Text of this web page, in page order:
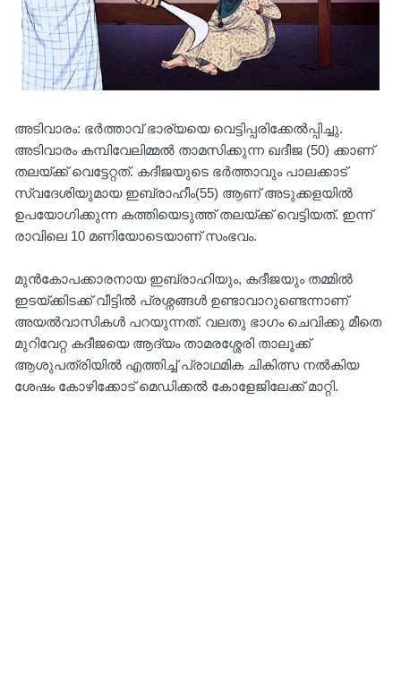
അടിവാരം: ഭർത്താവ് ഭാര്യയെ വെട്ടിപ്പരിക്കേൽപ്പിച്ചു.
അടിവാരം കമ്പിവേലിമ്മൽ താമസിക്കുന്ന ഖദീജ (50) ക്കാണ്
തലയ്ക്ക് വെട്ടേറ്റത്. കദീജയുടെ ഭർത്താവും പാലക്കാട്
സ്വദേശിയുമായ ഇബ്രാഹീം(55) ആണ് അടുക്കളയിൽ
ഉപയോഗിക്കുന്ന കത്തിയെടുത്ത് തലയ്ക്ക് വെട്ടിയത്. ഇന്ന്
രാവിലെ 10 മണിയോടെയാണ് സംഭവം.
മുൻകോപക്കാരനായ ഇബ്രാഹിയും, കദീജയും തമ്മിൽ
ഇടയ്ക്കിടക്ക് വീട്ടിൽ പ്രശ്നങ്ങൾ ഉണ്ടാവാറുണ്ടെന്നാണ്
അയൽവാസികൾ പറയുന്നത്. വലതു ഭാഗം ചെവിക്കു മീതെ
മുറിവേറ്റ കദീജയെ ആദ്യം താമരശ്ശേരി താലൂക്ക്
ആശുപത്രിയിൽ എത്തിച്ച് പ്രാഥമിക ചികിത്സ നൽകിയ
ശേഷം കോഴിക്കോട് മെഡിക്കൽ കോളേജിലേക്ക് മാറ്റി.